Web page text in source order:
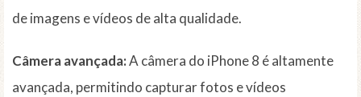
de imagens e vídeos de alta qualidade.
Câmera avançada:A câmera do iPhone 8 é altamente
avançada, permitindo capturar fotos e vídeos